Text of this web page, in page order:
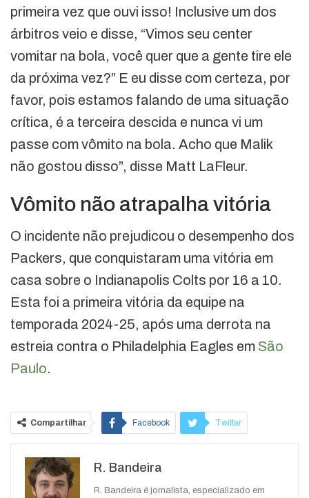
primeira vez que ouvi isso! Inclusive um dos
árbitros veio e disse, “Vimos seu center
vomitar na bola, você quer que a gente tire ele
da próxima vez?” E eu disse com certeza, por
favor, pois estamos falando de uma situação
crítica, é a terceira descida e nunca vi um
passe com vômito na bola. Acho que Malik
não gostou disso”, disse Matt LaFleur.
Vômito não atrapalha vitória
O incidente não prejudicou o desempenho dos
Packers, que conquistaram uma vitória em
casa sobre o Indianapolis Colts por 16 a 10.
Esta foi a primeira vitória da equipe na
temporada 2024-25, após uma derrota na
estreia contra o Philadelphia Eagles em São
Paulo.
Compartilhar Facebook Twitter
WhatsApp
R. Bandeira
R. Bandeira é jornalista, especializado em